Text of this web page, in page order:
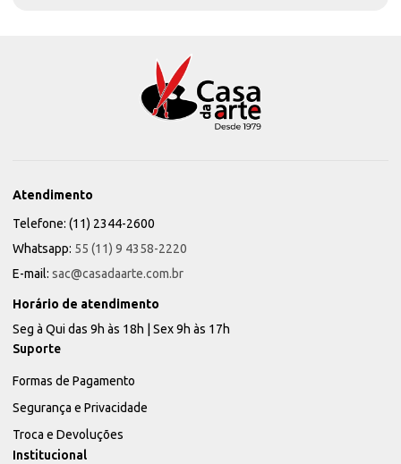
Atendimento
Telefone: (11) 2344-2600
Whatsapp: 55 (11) 9 4358-2220
E-mail: sac@casadaarte.com.br
Horário de atendimento
Seg à Qui das 9h às 18h | Sex 9h às 17h
Suporte
Formas de Pagamento
Segurança e Privacidade
Troca e Devoluções
Institucional